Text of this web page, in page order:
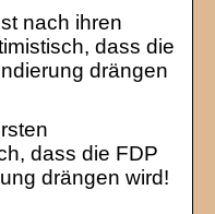
nach ihren
dass die
drängen
dass die FDP
drängen wird!